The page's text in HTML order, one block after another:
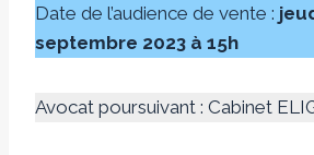
Date de l’audience de vente :
septembre 2023 à 15h
Avocat poursuivant : Cabinet